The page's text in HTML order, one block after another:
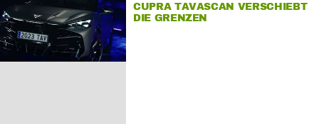
CUPRA TAVASCAN VERSCHIEBT
DIE GRENZEN